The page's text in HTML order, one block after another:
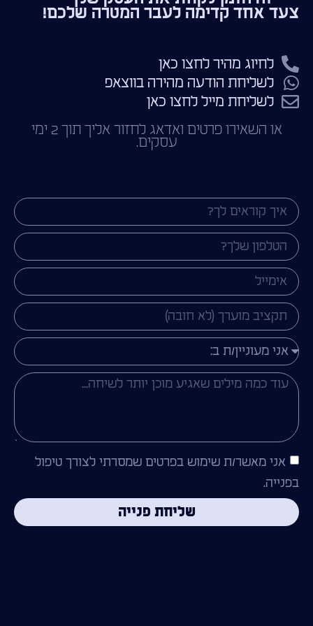
צעד אחד קדימה לעבר המטרה שלכם!
או השאירו פרטים ואדאג לחזור אליך תוך 2 ימי
עסקים.
לחיוג מהיר לחצו כאן
לשליחת הודעה מהירה בווצאפ
לשליחת מייל לחצו כאן
אני מאשר/ת שימוש בפרטים שמסרתי לצורך טיפול
בפנייה.
שליחת פנייה